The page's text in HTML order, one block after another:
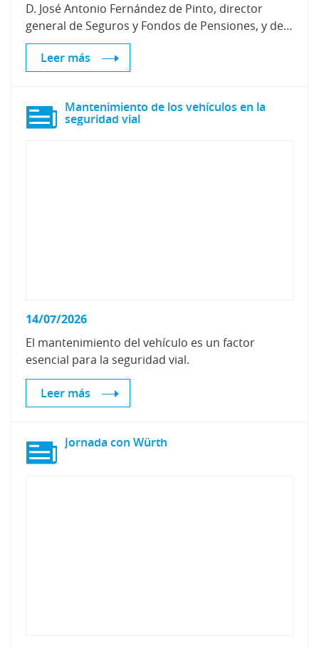
D. José Antonio Fernández de Pinto, director
general de Seguros y Fondos de Pensiones, y de D. Javier Castillo García, subdirector general de Regulación y Relaciones Internacionales.
Leer más
Mantenimiento de los vehículos en la
seguridad vial
14/07/2026
El mantenimiento del vehículo es un factor
esencial para la seguridad vial.
Leer más
Jornada con Würth